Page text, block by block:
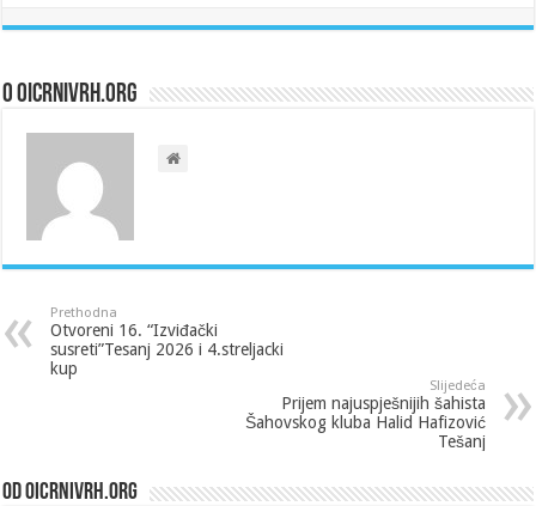
O oicrnivrh.org
Prethodna
Otvoreni 16. “Izviđački
susreti”Tesanj 2026 i 4.streljacki
kup
Slijedeća
Prijem najuspješnijih šahista
Šahovskog kluba Halid Hafizović
Tešanj
Od oicrnivrh.org